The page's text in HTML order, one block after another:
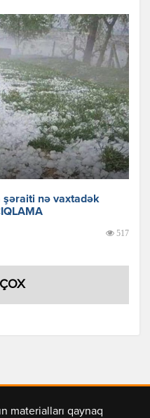
şəraiti nə vaxtadək
517
materialları qaynaq